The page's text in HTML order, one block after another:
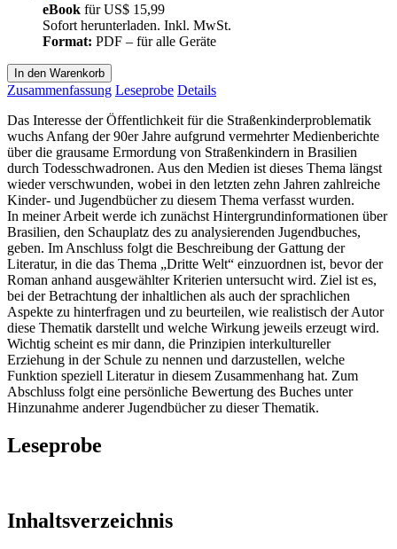
eBook fürUS$ 15,99
Sofort herunterladen. Inkl. MwSt.
Format: PDF – für alle Geräte
In den Warenkorb
Zusammenfassung Leseprobe Details
Das Interesse der Öffentlichkeit für die Straßenkinderproblematik
wuchs Anfang der 90er Jahre aufgrund vermehrter Medienberichte
über die grausame Ermordung von Straßenkindern in Brasilien
durch Todesschwadronen. Aus den Medien ist dieses Thema längst
wieder verschwunden, wobei in den letzten zehn Jahren zahlreiche
Kinder- und Jugendbücher zu diesem Thema verfasst wurden.
In meiner Arbeit werde ich zunächst Hintergrundinformationen über
Brasilien, den Schauplatz des zu analysierenden Jugendbuches,
geben. Im Anschluss folgt die Beschreibung der Gattung der
Literatur, in die das Thema „Dritte Welt“ einzuordnen ist, bevor der
Roman anhand ausgewählter Kriterien untersucht wird. Ziel ist es,
bei der Betrachtung der inhaltlichen als auch der sprachlichen
Aspekte zu hinterfragen und zu beurteilen, wie realistisch der Autor
diese Thematik darstellt und welche Wirkung jeweils erzeugt wird.
Wichtig scheint es mir dann, die Prinzipien interkultureller
Erziehung in der Schule zu nennen und darzustellen, welche
Funktion speziell Literatur in diesem Zusammenhang hat. Zum
Abschluss folgt eine persönliche Bewertung des Buches unter
Hinzunahme anderer Jugendbücher zu dieser Thematik.
Leseprobe
Inhaltsverzeichnis